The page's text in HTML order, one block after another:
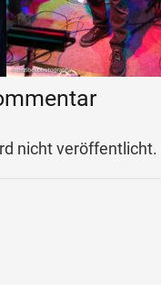
nicht veröffentlicht.